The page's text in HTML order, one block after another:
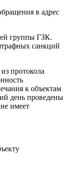
в адрес
группы ГЗК.
санкций
протокола
к объектам
день проведены
имеет